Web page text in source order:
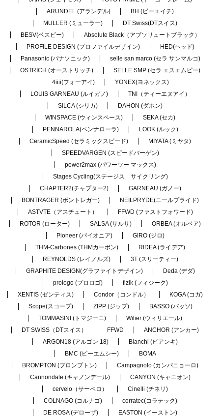
ARUNDEL (アランデル)
BH (ビーエイチ)
MULLER (ミューラー)
DT Swiss(DTスイス)
BESV(ベスビー)
Absolute Black（アブソリュートブラック）
PROFILE DESIGN (プロファイルデザイン)
HED(ヘッド)
Panasonic (パナソニック)
selle san marco (セラ サンマルコ)
OSTRICH (オーストリッチ)
SELLE SMP (セラ エスエムピー)
4iiii(フォーアイ)
YONEX(ヨネックス)
LOUIS GARNEAU (ルイガノ)
TNI（ティーエヌアイ）
SILCA (シリカ)
DAHON (ダホン)
WINSPACE (ウィンスペース)
SEKA (セカ)
PENNAROLA(ペンナローラ)
LOOK (ルック)
CeramicSpeed (セラミックスピード)
MIYATA (ミヤタ)
SPEEDVARGEN (スピードバーゲン)
power2max (パワーツー マックス)
Stages Cycling(ステージス サイクリング)
CHAPTER2(チャプター2)
GARNEAU (ガノー)
BONTRAGER (ボントレガー)
NEILPRYDE(ニールプライド)
ASTVTE（アスチュート）
FFWD (ファストフォワード)
ROTOR (ローター)
SALSA (サルサ)
ORBEA (オルベア)
Pioneer (パイオニア)
GIRO (ジロ)
THM-Carbones (THMカーボン)
RIDEA (ライデア)
REYNOLDS (レイノルズ)
3T (スリーティー)
GRAPHITE DESIGN(グラファイトデザイン)
Deda (デダ)
prologo (プロロゴ)
fizik (フィジーク)
XENTIS (ゼンティス)
Condor（コンドル）
KOGA (コガ)
Scope(スコープ)
ZIPP (ジップ)
BASSO (バッソ)
TOMMASINI (トマジーニ)
Wilier (ウィリエール)
DT SWISS（DTスイス）
FFWD
ANCHOR (アンカー)
ARGON18 (アルゴン 18)
Bianchi (ビアンキ)
BMC (ビーエムシー)
BOMA
BROMPTON (ブロンプトン)
Campagnolo (カンパニョーロ)
Cannondale (キャノンデール)
CANYON (キャニオン)
cervelo（サーベロ）
Cinelli (チネリ)
COLNAGO (コルナゴ)
corratec(コラテック)
DE ROSA (デローザ)
EASTON (イーストン)